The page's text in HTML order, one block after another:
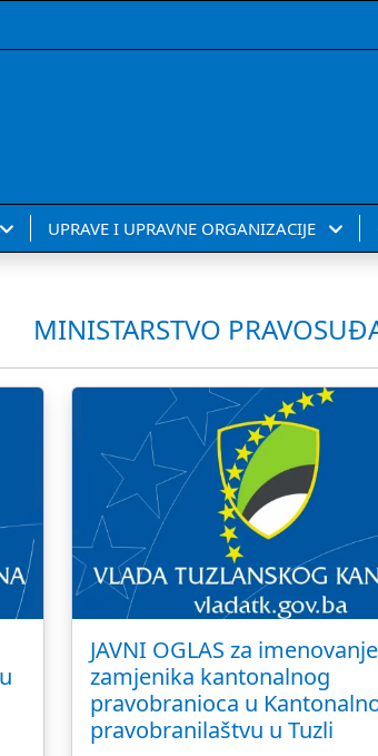
UPRAVE I UPRAVNE ORGANIZACIJE
MINISTARSTVO
JAVNI OGLAS za imenovanje
zamjenika kantonalnog
pravobranioca u
pravobranilaštvu u Tuzli